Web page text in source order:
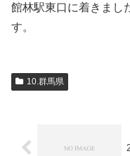
館林駅東口に着きまし
す。
10.群馬県